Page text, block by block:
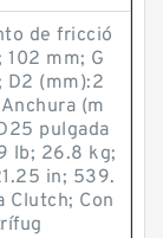
de fricció
mm; G
D2 (mm):2
(m
pulgada
lb; 26.8 kg;
in; 539.
Clutch; Con